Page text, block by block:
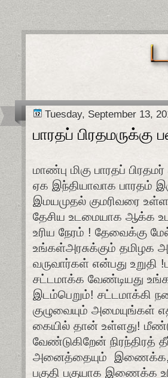
Tuesday, September 13,
பாரதப்
மாண்பு மிகு பாரதப்
ஏக இந்தியாவாக பாரதம்
இமயமுதல் குமரிவரை
தேசிய உடமையாக ஆக்க
உரிய நேரம் ! தேவைக்கு
உங்கள்அரசுக்கும் தமிழக
வருவார்கள் என்பது
சட்டமாக்க வேண்டியது
இடம்பெறும்! சட்டமாக்கி
குழுவையும் அமையுங்கள்
கையில் தான் உள்ளது!
வேண்டுகிறேன் நிரந்திரத்
அனைத்தையும் இணைக்க,
பகுதி பகுயாக இணைக்க